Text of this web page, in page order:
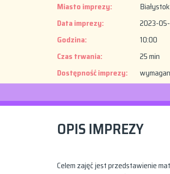
Miasto imprezy:
Białystok
Data imprezy:
2023-
Godzina:
10:00
Czas trwania:
25 min
Dostępność imprezy:
OPIS IMPREZY
Celem zajęć jest przedstawienie